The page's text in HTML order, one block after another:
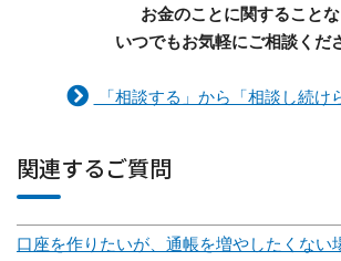
お金のことに関すること
いつでもお気軽にご相談くだ
「相談する」から「相談し続け
関連するご質問
口座を作りたいが、通帳を増やしたくない